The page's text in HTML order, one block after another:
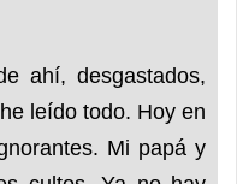
ahí, desgastados,
leído todo. Hoy en
Mi papá y